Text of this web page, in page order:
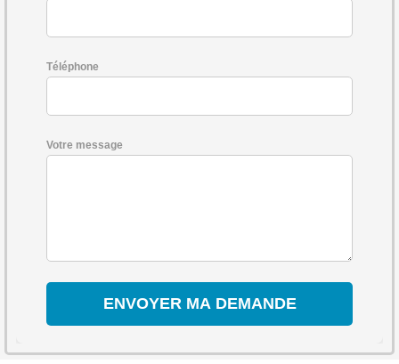
Téléphone
Votre message